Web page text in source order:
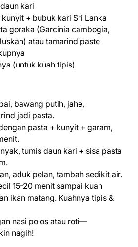
kari
kunyit + bubuk kari Sri Lanka
goraka (Garcinia cambogia,
atau tamarind paste
(untuk kuah tipis)
bawang putih, jahe,
jadi pasta.
pasta + kunyit + garam,
tumis daun kari + sisa pasta
aduk pelan, tambah sedikit air.
15-20 menit sampai kuah
ikan matang. Kuahnya tipis &
nasi polos atau roti—
nagih!